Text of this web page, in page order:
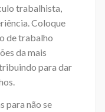
trabalhista,
Coloque
de trabalho
da mais
para dar
para não se